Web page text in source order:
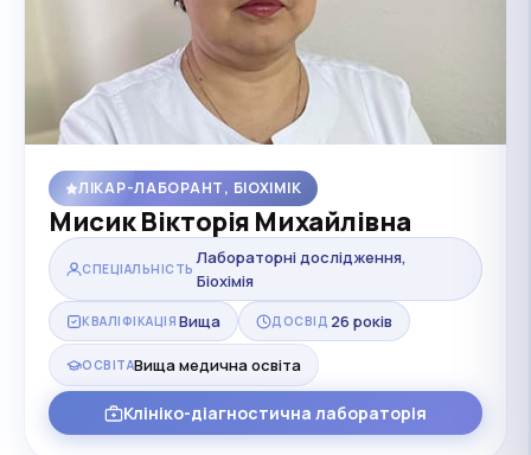
ЛІКАР-ЛАБОРАНТ, БІОХІМІК
Мисик Вікторія Михайлівна
СПЕЦІАЛЬНІСТЬ
Лабораторні дослідження,
Біохімія
КВАЛІФІКАЦІЯ Вища ДОСВІД 26 років
ОСВІТАВища медична освіта
Клініко-діагностична лабораторія